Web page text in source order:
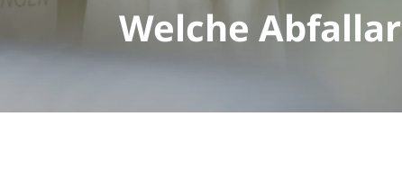
Welche